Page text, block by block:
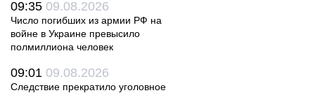
09:35 09.08.2026
Число погибших из армии РФ на
войне в Украине превысило
полмиллиона человек
09:01 09.08.2026
Следствие прекратило уголовное